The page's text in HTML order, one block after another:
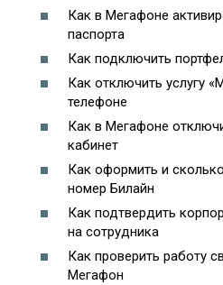
Как в Мегафоне
паспорта
Как подключить
Как отключить услугу
телефоне
Как в Мегафоне
кабинет
Как оформить и
номер Билайн
Как подтвердить
на сотрудника
Как проверить работу
Мегафон